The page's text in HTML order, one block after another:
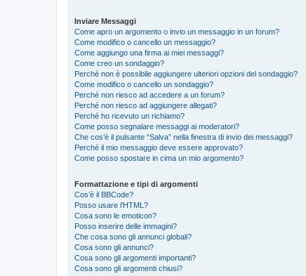
Inviare Messaggi
Come apro un argomento o invio un messaggio in un forum?
Come modifico o cancello un messaggio?
Come aggiungo una firma ai miei messaggi?
Come creo un sondaggio?
Perché non è possibile aggiungere ulteriori opzioni del sondaggio?
Come modifico o cancello un sondaggio?
Perché non riesco ad accedere a un forum?
Perché non riesco ad aggiungere allegati?
Perché ho ricevuto un richiamo?
Come posso segnalare messaggi ai moderatori?
Che cos’è il pulsante “Salva” nella finestra di invio dei messaggi?
Perché il mio messaggio deve essere approvato?
Come posso spostare in cima un mio argomento?
Formattazione e tipi di argomenti
Cos’è il BBCode?
Posso usare l’HTML?
Cosa sono le emoticon?
Posso inserire delle immagini?
Che cosa sono gli annunci globali?
Cosa sono gli annunci?
Cosa sono gli argomenti importanti?
Cosa sono gli argomenti chiusi?